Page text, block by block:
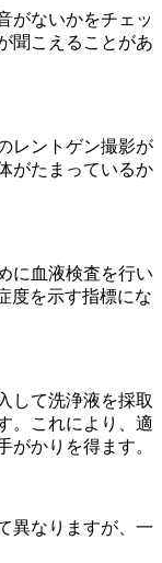
がないかをチェッ
聞こえることがあ
レントゲン撮影が
がたまっているか
に血液検査を行い
度を示す指標にな
して洗浄液を採取
。これにより、適
がかりを得ます。
異なりますが、一